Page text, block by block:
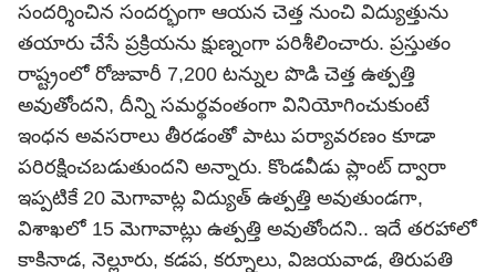
సందర్శించిన సందర్భంగా ఆయన చెత్త నుంచి విద్యుత్తును
తయారు చేసే ప్రక్రియను క్షుణ్నంగా పరిశీలించారు. ప్రస్తుతం
రాష్ట్రంలో రోజువారీ 7,200 టన్నుల పొడి చెత్త ఉత్పత్తి
అవుతోందని, దీన్ని సమర్థవంతంగా వినియోగించుకుంటే
ఇంధన అవసరాలు తీరడంతో పాటు పర్యావరణం కూడా
పరిరక్షించబడుతుందని అన్నారు. కొండవీడు ప్లాంట్ ద్వారా
ఇప్పటికే 20 మెగావాట్ల విద్యుత్ ఉత్పత్తి అవుతుండగా,
విశాఖలో 15 మెగావాట్లు ఉత్పత్తి అవుతోందని.. ఇదే తరహాలో
కాకినాడ, నెల్లూరు, కడప, కర్నూలు, విజయవాడ, తిరుపతి